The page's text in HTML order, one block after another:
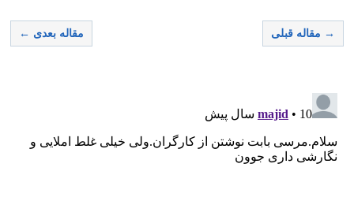
→ مقاله قبلی مقاله بعدی ←